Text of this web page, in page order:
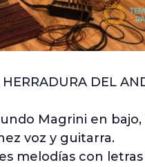
HERRADURA DEL
Magrini en
voz y guitarra.
melodías con